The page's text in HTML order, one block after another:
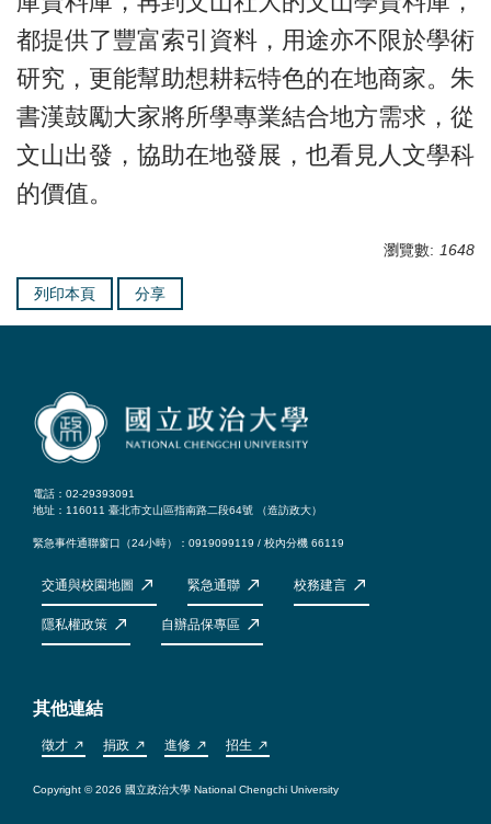
都提供了豐富索引資料，用途亦不限於學術
研究，更能幫助想耕耘特色的在地商家。朱
書漢鼓勵大家將所學專業結合地方需求，從
文山出發，協助在地發展，也看見人文學科
的價值。
瀏覽數: 1648
列印本頁 分享
電話：02-29393091
地址：116011 臺北市文山區指南路二段64號 （造訪政大）
緊急事件通聯窗口（24小時）：0919099119 / 校內分機 66119
交通與校園地圖 緊急通聯 校務建言
隱私權政策 自辦品保專區
其他連結
徵才 捐政 進修 招生
Copyright © 2026 國立政治大學 National Chengchi University